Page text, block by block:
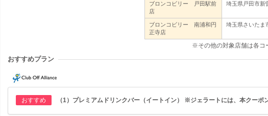
ブロンコビリー 戸田駅前
店
埼玉県戸田市新
ブロンコビリー 南浦和円
正寺店
埼玉県さいたま
※その他の対象店舗は各コ
おすすめプラン
おすすめ （1）プレミアムドリンクバー（イートイン） ※ジェラートには、本クーポ